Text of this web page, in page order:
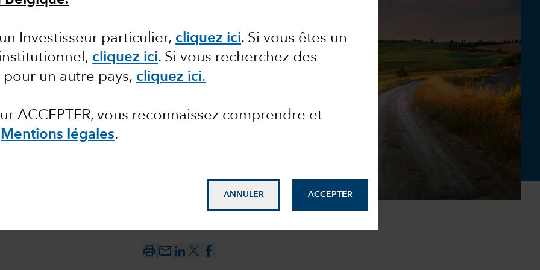
Investisseur particulier, cliquez ici. Si vous êtes un
cliquez ici. Si vous recherchez des
un autre pays, cliquez ici.
ACCEPTER, vous reconnaissez comprendre et
Mentions légales.
ANNULER ACCEPTER
?
mail_outline